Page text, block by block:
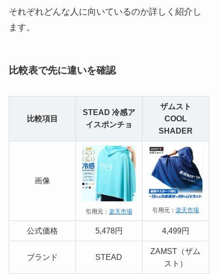
それぞれどんな人に向いているのか詳しく紹介し
ます。
比較表で先に違いを確認
比較項目
STEAD 冷感ア
イスポンチョ
ザムスト
COOL
SHADER
画像
引用元： 楽天市場 引用元： 楽天市場
公式価格 5,478円 4,499円
ブランド STEAD
ZAMST（ザム
スト）